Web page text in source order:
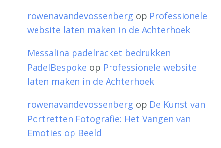
rowenavandevossenberg op Professionele
website laten maken in de Achterhoek
Messalina padelracket bedrukken
PadelBespoke op Professionele website
laten maken in de Achterhoek
rowenavandevossenberg op De Kunst van
Portretten Fotografie: Het Vangen van
Emoties op Beeld